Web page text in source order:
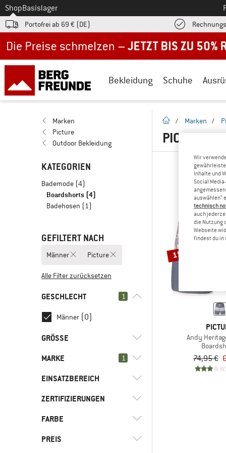
Zum
ShopBasislager
Portofrei ab 69 € (DE)
Bekleidung Schuhe
Marken
Picture
Outdoor Bekleidung
KATEGORIEN
Bademode (4)
Boardshorts (4)
Badehosen (1)
GEFILTERT NACH
Männer Picture
Alle Filter zurücksetzen
GESCHLECHT 1
Männer (0)
GRÖSSE
XS XL
XXL
MARKE 1
Picture
EINSATZBEREICH
Schwimmen (4)
Wassersport
ZERTIFIZIERUNGEN
Wähle alle aus
bluesign APPROVED
FARBE
PREIS
Startseite
/ Marken /
PICTURE
15%
Andy
74,95 €
Wir
Inhalte und
Social
auswählen“
technisch
auch
die Nutzung
Webseite
findest du in